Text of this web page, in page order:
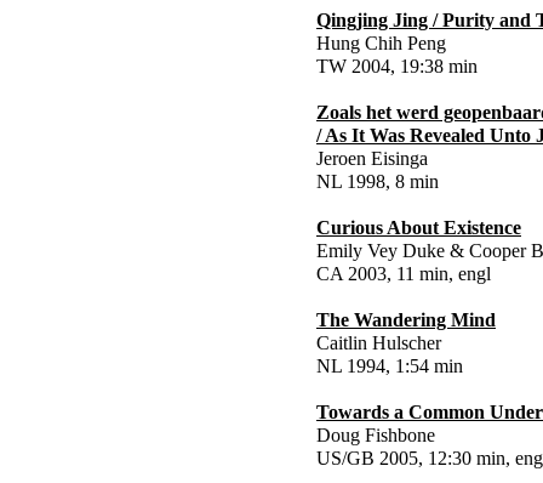
Qingjing Jing / Purity and
Hung Chih Peng
TW 2004, 19:38 min
Zoals het werd
/ As It Was Revealed Unto
Jeroen Eisinga
NL 1998, 8 min
Curious About Existence
Emily Vey Duke & Cooper
CA 2003, 11 min, engl
The Wandering Mind
Caitlin Hulscher
NL 1994, 1:54 min
Towards a Common
Doug Fishbone
US/GB 2005, 12:30 min,